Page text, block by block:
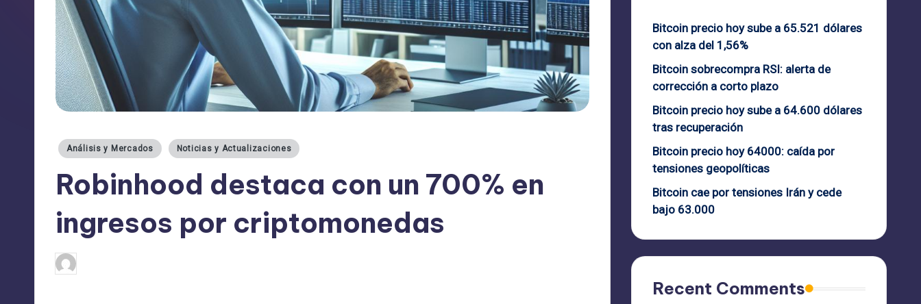
Publicado
Análisis y Mercados Noticias y Actualizaciones
Robinhood destaca con un 700% en
ingresos por criptomonedas
Publicado
por
Bitcoin precio hoy sube a 65.521 dólares
con alza del 1,56%
Bitcoin sobrecompra RSI: alerta de
corrección a corto plazo
Bitcoin precio hoy sube a 64.600 dólares
tras recuperación
Bitcoin precio hoy 64000: caída por
tensiones geopolíticas
Bitcoin cae por tensiones Irán y cede
bajo 63.000
Recent Comments